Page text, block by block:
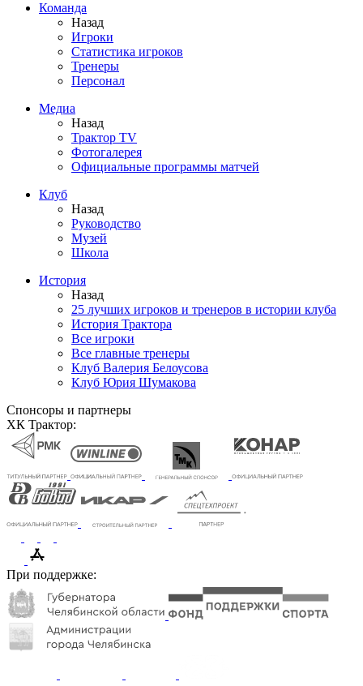
Команда
Назад
Игроки
Статистика игроков
Тренеры
Персонал
Медиа
Назад
Трактор TV
Фотогалерея
Официальные программы матчей
Клуб
Назад
Руководство
Музей
Школа
История
Назад
25 лучших игроков и тренеров в истории клуба
История Трактора
Все игроки
Все главные тренеры
Клуб Валерия Белоусова
Клуб Юрия Шумакова
Спонсоры и партнеры
ХК Трактор:
При поддержке: